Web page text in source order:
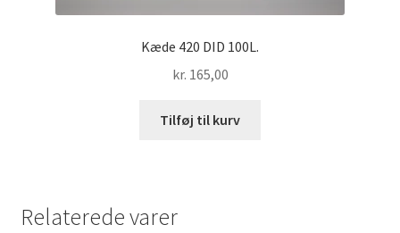
Kæde 420 DID 100L.
kr. 165,00
Tilføj til kurv
Relaterede varer